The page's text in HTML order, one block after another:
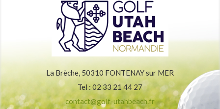
La Brèche, 50310 FONTENAY sur MER
Tel : 02 33 21 44 27
contact@golf-utahbeach.fr